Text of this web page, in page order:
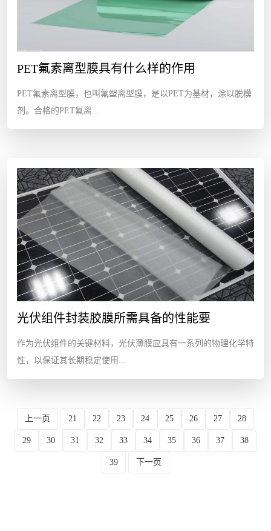
PET氟素离型膜具有什么样的作用
PET氟素离型膜，也叫氟塑离型膜，是以PET为基材，涂以脱模
剂。合格的PET氟离...
光伏组件封装胶膜所需具备的性能要
作为光伏组件的关键材料，光伏薄膜应具有一系列的物理化学特
性，以保证其长期稳定使用...
上一页 21 22 23 24 25 26 27 28
29 30 31 32 33 34 35 36 37 38
39 下一页